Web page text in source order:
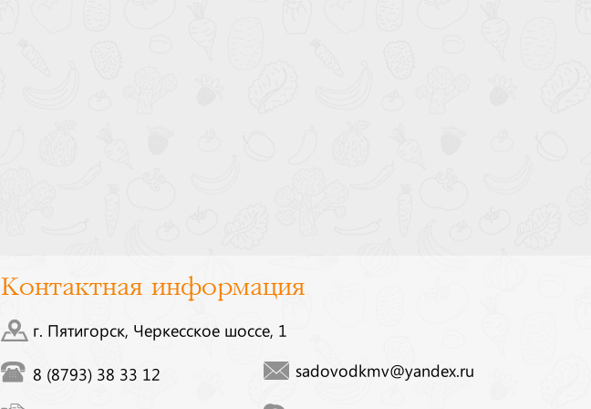
Контактная информация
г. Пятигорск, Черкесское шоссе, 1
8 (8793) 38 33 12 sadovodkmv@yandex.ru